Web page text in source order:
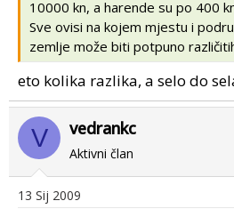
10000 kn, a harende su po 400
Sve ovisi na kojem mjestu i
zemlje može biti potpuno
eto kolika razlika, a selo do
V vedrankc
Aktivni član
13 Sij 2009